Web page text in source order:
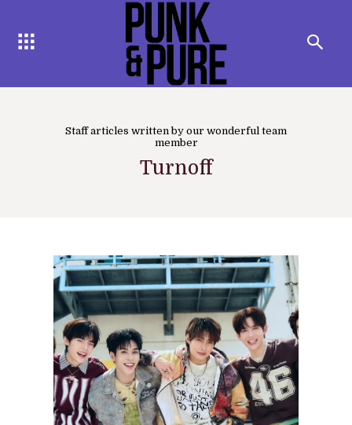
Staff articles written by our wonderful team
member
Turnoff